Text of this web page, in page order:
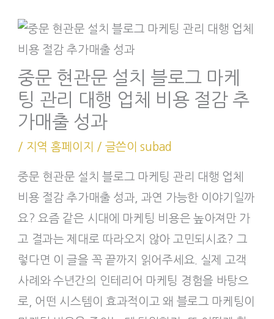
중문 현관문 설치 블로그 마케
팅 관리 대행 업체 비용 절감 추
가매출 성과
/ 지역 홈페이지 / 글쓴이subad
중문 현관문 설치 블로그 마케팅 관리 대행 업체
비용 절감 추가매출 성과, 과연 가능한 이야기일까
요? 요즘 같은 시대에 마케팅 비용은 높아져만 가
고 결과는 제대로 따라오지 않아 고민되시죠? 그
렇다면 이 글을 꼭 끝까지 읽어주세요. 실제 고객
사례와 수년간의 인테리어 마케팅 경험을 바탕으
로, 어떤 시스템이 효과적이고 왜 블로그 마케팅이